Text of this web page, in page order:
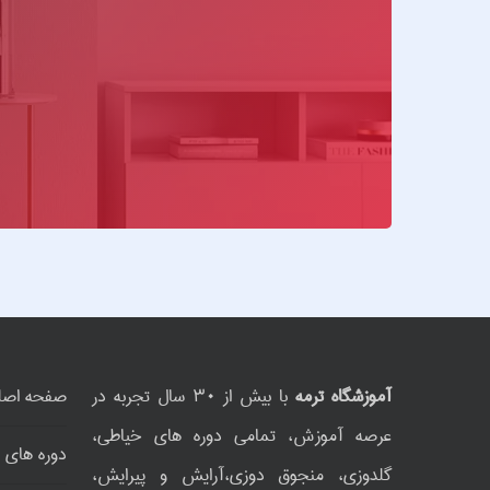
صفحه
دوره
آموزشگاه ترمه
با بیش از ۳۰ سال تجربه در
عرصه آموزش، تمامی دوره های خیاطی،
گلدوزی، منجوق دوزی،آرایش و پیرایش،